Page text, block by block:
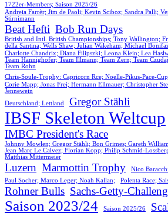
1722er-Members; Saison 2025/26
Andreia Farrèr; Jim de Paoli; Kevin Sciboz; Sandra Palli;
Stirnimann
Beat Hefti Bob Run Days
British and Intl. British Championships; Tony Wallington;
della Santina; Wells Shaw; Julian Wakeham; Michael
Charlotte Chandrix; Diana Filipszki; Leona Klein; Lea
Team Hannighofer; Team Illmann; Team Zern; Team
Team Rohn
Chris-Soule-Trophy: Capricorn Rce; Noelle-Pikus-Pace-
Corie Mapp; Jonas Frei; Hermann Ellmauer; Christopher
Jennewein
Deutschland; Lettland
Gregor Stähli
IBSF Skeleton Weltcup
IMBC President's Race
Johnny Mowlen; Gregor Stähli; Bon Grimes; Gareth
Jean Marc Le Calvez; Florian Kopp; Philip Schmid-
Matthias Mittermeier
Luzern Marmottin Trophy
Nico
Paul Socher; Marco Leger; Noah Kallan;
Polenta Race;
Rohner Bulls Sachs-Getty-
Saison 2023/24 Saison 2025/26